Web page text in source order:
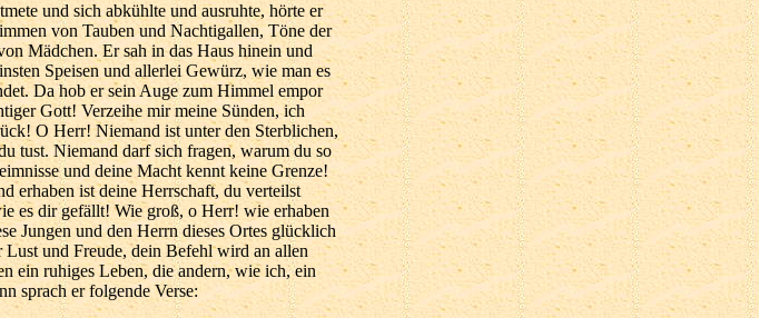
und sich abkühlte und ausruhte, hörte er
von Tauben und Nachtigallen, Töne der
Mädchen. Er sah in das Haus hinein und
Speisen und allerlei Gewürz, wie man es
Da hob er sein Auge zum Himmel empor
Gott! Verzeihe mir meine Sünden, ich
O Herr! Niemand ist unter den Sterblichen,
tust. Niemand darf sich fragen, warum du so
und deine Macht kennt keine Grenze!
erhaben ist deine Herrschaft, du verteilst
es dir gefällt! Wie groß, o Herr! wie erhaben
Jungen und den Herrn dieses Ortes glücklich
und Freude, dein Befehl wird an allen
ein ruhiges Leben, die andern, wie ich, ein
sprach er folgende Verse: